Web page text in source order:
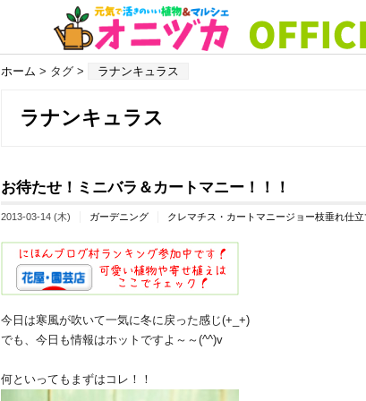
ホーム > タグ > ラナンキュラス
ラナンキュラス
お待たせ！ミニバラ＆カートマニー！！！
2013-03-14 (木) ガーデニング クレマチス・カートマニージョー枝垂れ仕立
今日は寒風が吹いて一気に冬に戻った感じ(+_+)
でも、今日も情報はホットですよ～～(^^)v
何といってもまずはコレ！！